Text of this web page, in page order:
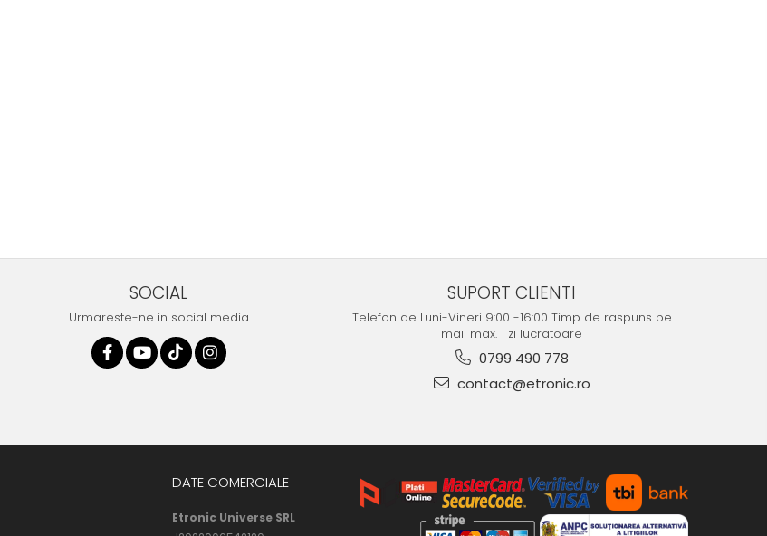
SOCIAL
Urmareste-ne in social media
SUPORT CLIENTI
Telefon de Luni-Vineri 9:00 -16:00 Timp de raspuns pe
mail max. 1 zi lucratoare
0799 490 778
contact@etronic.ro
DATE COMERCIALE
Etronic Universe SRL